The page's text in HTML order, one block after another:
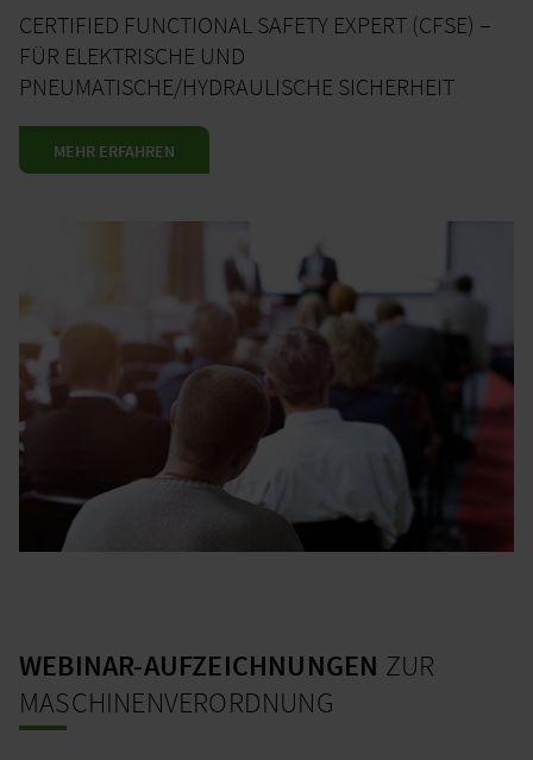
CERTIFIED FUNCTIONAL SAFETY EXPERT (CFSE) –
FÜR ELEKTRISCHE UND
PNEUMATISCHE/HYDRAULISCHE SICHERHEIT
MEHR ERFAHREN
WEBINAR-AUFZEICHNUNGEN ZUR
MASCHINENVERORDNUNG